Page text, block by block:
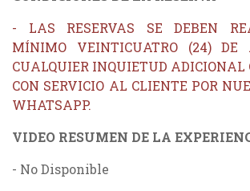
- LAS RESERVAS SE DEBEN
MÍNIMO VEINTICUATRO (24) DE
CUALQUIER INQUIETUD ADICIONAL
CON SERVICIO AL CLIENTE POR
WHATSAPP.
VIDEO RESUMEN DE LA
- No Disponible